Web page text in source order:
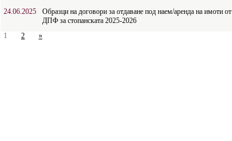
24.06.2025
Образци на договори за отдаване под наем/аренда на имоти от
ДПФ за стопанската 2025-2026
1 2 »